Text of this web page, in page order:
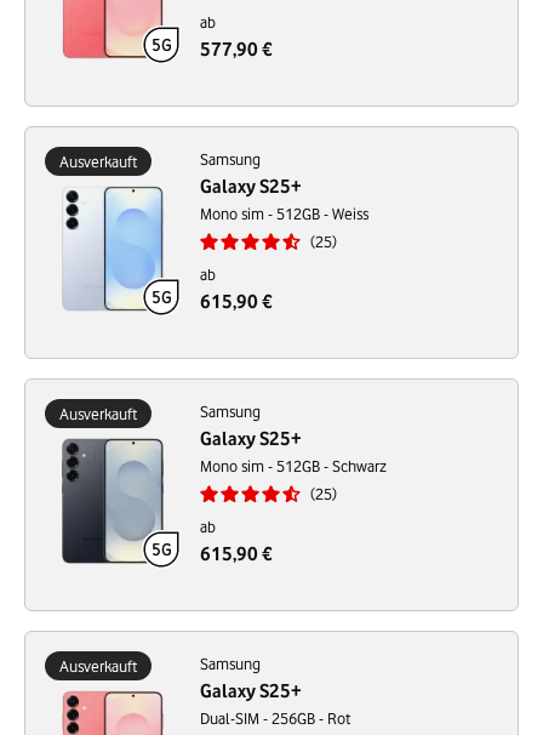
ab
577,90 €
Ausverkauft Samsung
Galaxy S25+
Mono sim - 512GB - Weiss
25
ab
615,90 €
Ausverkauft Samsung
Galaxy S25+
Mono sim - 512GB - Schwarz
25
ab
615,90 €
Ausverkauft Samsung
Galaxy S25+
Dual-SIM - 256GB - Rot